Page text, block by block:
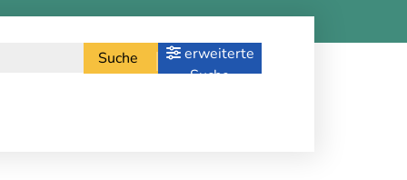
Suche
erweiterte
Suche